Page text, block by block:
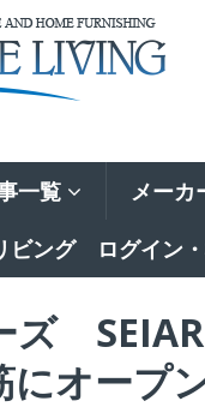
一覧 メーカ
ビング ログイン
ズ
にオー